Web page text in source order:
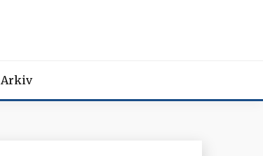
Arkiv